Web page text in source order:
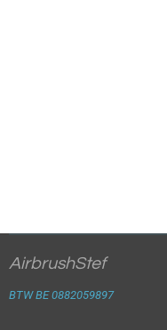
AirbrushStef
BTW BE 0882059897